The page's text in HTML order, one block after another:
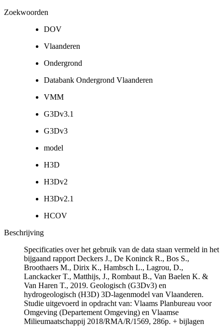
Zoekwoorden
DOV
Vlaanderen
Ondergrond
Databank Ondergrond Vlaanderen
VMM
G3Dv3.1
G3Dv3
model
H3D
H3Dv2
H3Dv2.1
HCOV
Beschrijving
Specificaties over het gebruik van de data staan vermeld in het
bijgaand rapport Deckers J., De Koninck R., Bos S.,
Broothaers M., Dirix K., Hambsch L., Lagrou, D.,
Lanckacker T., Matthijs, J., Rombaut B., Van Baelen K. &
Van Haren T., 2019. Geologisch (G3Dv3) en
hydrogeologisch (H3D) 3D-lagenmodel van Vlaanderen.
Studie uitgevoerd in opdracht van: Vlaams Planbureau voor
Omgeving (Departement Omgeving) en Vlaamse
Milieumaatschappij 2018/RMA/R/1569, 286p. + bijlagen